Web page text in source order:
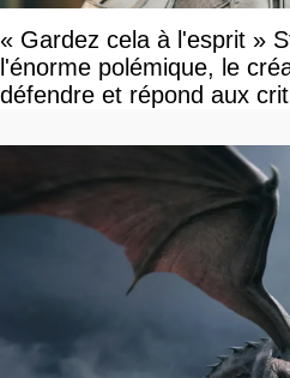
« Gardez cela à l'esprit »
l'énorme polémique, le
défendre et répond aux